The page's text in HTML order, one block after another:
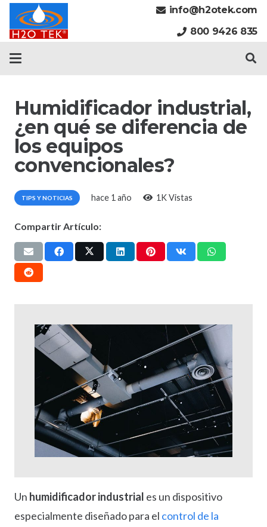
info@h2otek.com
800 9426 835
Humidificador industrial,
¿en qué se diferencia de
los equipos
convencionales?
TIPS Y NOTICIAS hace 1 año 1KVistas
Compartir Artículo:
Un humidificador industrial es un dispositivo
especialmente diseñado para el control de la